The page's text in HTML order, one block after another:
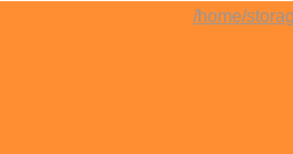
/home/